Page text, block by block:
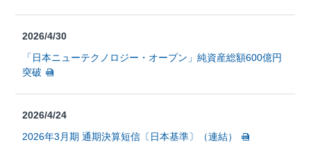
2026/4/30
「日本ニューテクノロジー・オープン」純資産総額600億円
突破
2026/4/24
2026年3月期 通期決算短信〔日本基準〕（連結）